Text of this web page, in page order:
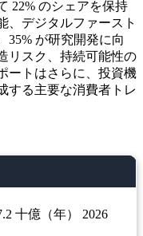
22% のシェアを保持
、デジタルファースト
35% が研究開発に向
リスク、持続可能性の
ートはさらに、投資機
する主要な消費者トレ
十億（年） 2026